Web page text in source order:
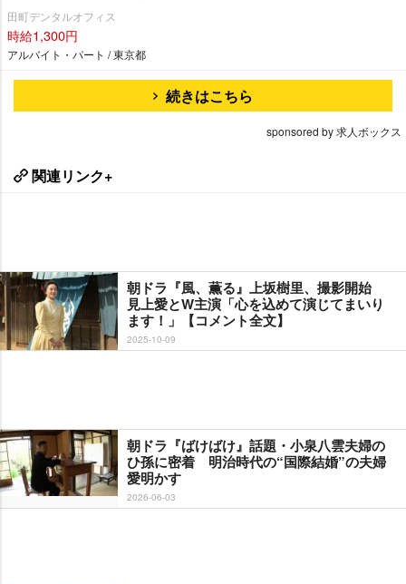
田町デンタルオフィス
時給1,300円
アルバイト・パート / 東京都
続きはこちら
sponsored by 求人ボックス
関連リンク+
朝ドラ『風、薫る』上坂樹里、撮影開始
見上愛とW主演「心を込めて演じてまいり
ます！」【コメント全文】
2025-10-09
朝ドラ『ばけばけ』話題・小泉八雲夫婦の
ひ孫に密着 明治時代の“国際結婚”の夫婦
愛明かす
2026-06-03